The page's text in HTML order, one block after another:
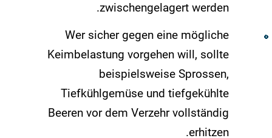
zwischengelagert werden.
Wer sicher gegen eine mögliche
Keimbelastung vorgehen will, sollte
beispielsweise Sprossen,
Tiefkühlgemüse und tiefgekühlte
Beeren vor dem Verzehr vollständig
erhitzen.